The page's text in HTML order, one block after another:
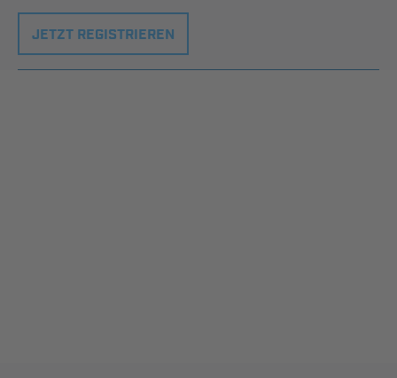
JETZT REGISTRIEREN